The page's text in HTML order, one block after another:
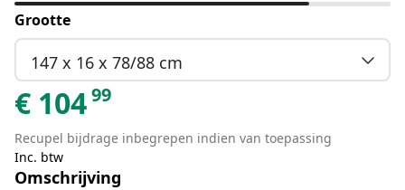
Grootte
147 x 16 x 78/88 cm
€ 10499
Recupel bijdrage inbegrepen indien van toepassing
Inc. btw
Omschrijving